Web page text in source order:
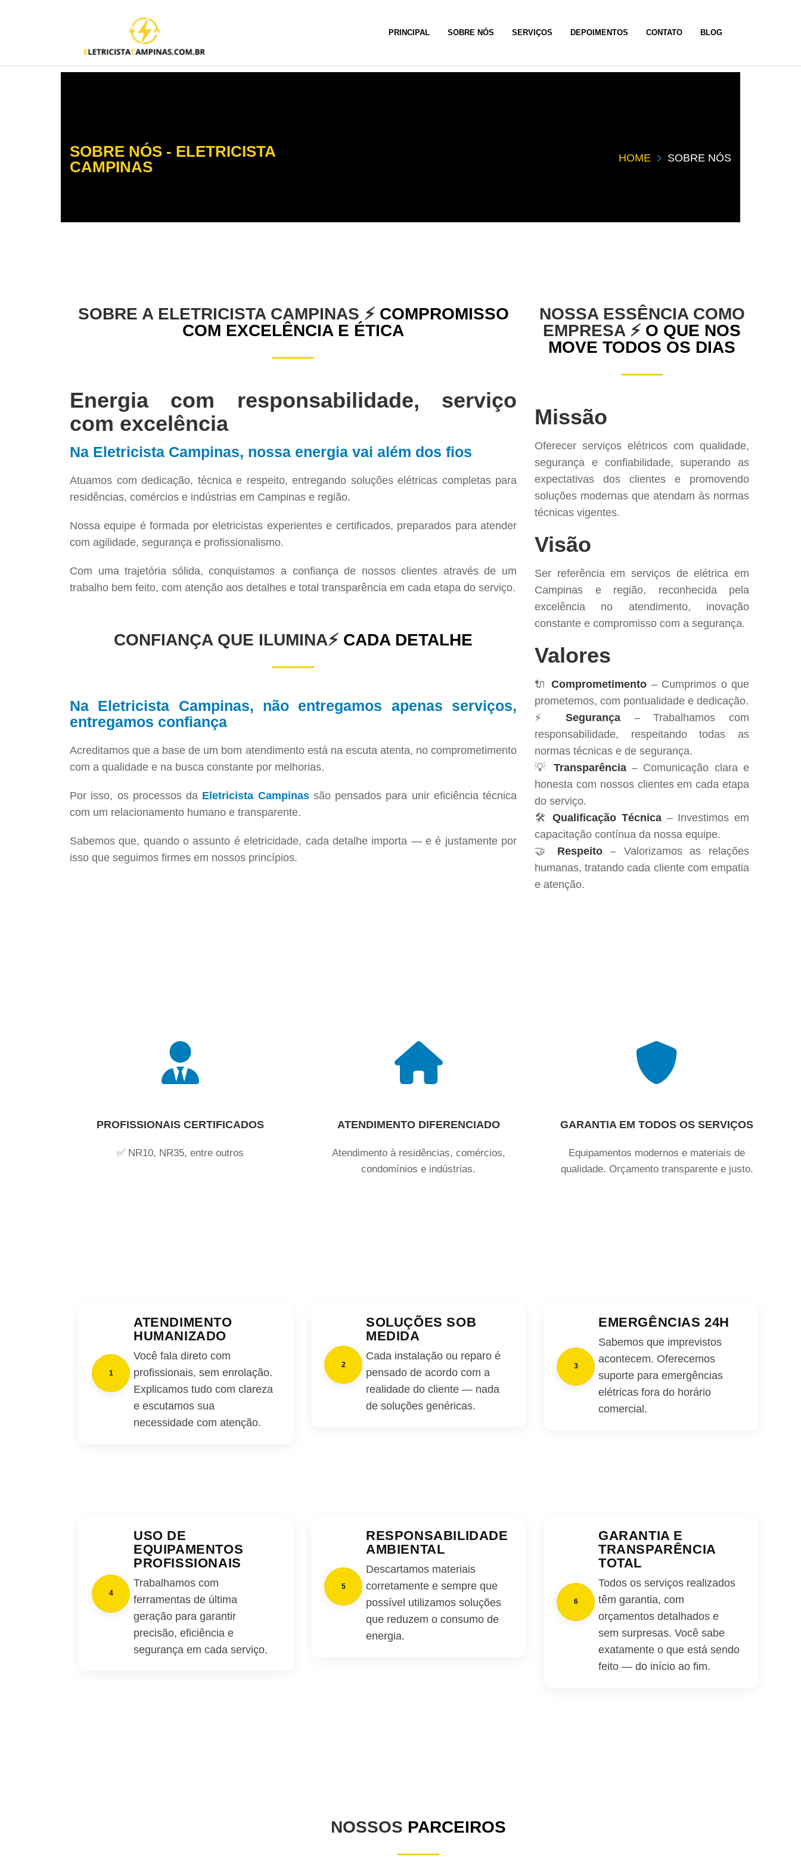
PRINCIPAL SOBRE NÓS SERVIÇOS DEPOIMENTOS CONTATO BLOG
SOBRE NÓS - ELETRICISTA
CAMPINAS
HOME SOBRE NÓS
SOBRE A ELETRICISTA CAMPINAS ⚡ COMPROMISSO
COM EXCELÊNCIA E ÉTICA
Energia com responsabilidade, serviço
com excelência
Na Eletricista Campinas, nossa energia vai além dos fios
Atuamos com dedicação, técnica e respeito, entregando soluções elétricas completas para
residências, comércios e indústrias em Campinas e região.
Nossa equipe é formada por eletricistas experientes e certificados, preparados para atender
com agilidade, segurança e profissionalismo.
Com uma trajetória sólida, conquistamos a confiança de nossos clientes através de um
trabalho bem feito, com atenção aos detalhes e total transparência em cada etapa do serviço.
CONFIANÇA QUE ILUMINA⚡ CADA DETALHE
Na Eletricista Campinas, não entregamos apenas serviços,
entregamos confiança
Acreditamos que a base de um bom atendimento está na escuta atenta, no comprometimento
com a qualidade e na busca constante por melhorias.
Por isso, os processos da Eletricista Campinassão pensados para unir eficiência técnica
com um relacionamento humano e transparente.
Sabemos que, quando o assunto é eletricidade, cada detalhe importa — e é justamente por
isso que seguimos firmes em nossos princípios.
NOSSA ESSÊNCIA COMO
EMPRESA ⚡ O QUE NOS
MOVE TODOS OS DIAS
Missão
Oferecer serviços elétricos com qualidade,
segurança e confiabilidade, superando as
expectativas dos clientes e promovendo
soluções modernas que atendam às normas
técnicas vigentes.
Visão
Ser referência em serviços de elétrica em
Campinas e região, reconhecida pela
excelência no atendimento, inovação
constante e compromisso com a segurança.
Valores
🔌 Comprometimento – Cumprimos o que
prometemos, com pontualidade e dedicação.
⚡Segurança – Trabalhamos com
responsabilidade, respeitando todas as
normas técnicas e de segurança.
💡 Transparência– Comunicação clara e
honesta com nossos clientes em cada etapa
do serviço.
🛠️Qualificação Técnica – Investimos em
capacitação contínua da nossa equipe.
🤝 Respeito – Valorizamos as relações
humanas, tratando cada cliente com empatia
e atenção.
PROFISSIONAIS CERTIFICADOS
✅ NR10, NR35, entre outros
ATENDIMENTO DIFERENCIADO
Atendimento à residências, comércios,
condomínios e indústrias.
GARANTIA EM TODOS OS SERVIÇOS
Equipamentos modernos e materiais de
qualidade. Orçamento transparente e justo.
1
ATENDIMENTO
HUMANIZADO
Você fala direto com
profissionais, sem enrolação.
Explicamos tudo com clareza
e escutamos sua
necessidade com atenção.
2
SOLUÇÕES SOB
MEDIDA
Cada instalação ou reparo é
pensado de acordo com a
realidade do cliente — nada
de soluções genéricas.
3
EMERGÊNCIAS 24H
Sabemos que imprevistos
acontecem. Oferecemos
suporte para emergências
elétricas fora do horário
comercial.
4
USO DE
EQUIPAMENTOS
PROFISSIONAIS
Trabalhamos com
ferramentas de última
geração para garantir
precisão, eficiência e
segurança em cada serviço.
5
RESPONSABILIDADE
AMBIENTAL
Descartamos materiais
corretamente e sempre que
possível utilizamos soluções
que reduzem o consumo de
energia.
6
GARANTIA E
TRANSPARÊNCIA
TOTAL
Todos os serviços realizados
têm garantia, com
orçamentos detalhados e
sem surpresas. Você sabe
exatamente o que está sendo
feito — do início ao fim.
NOSSOS PARCEIROS